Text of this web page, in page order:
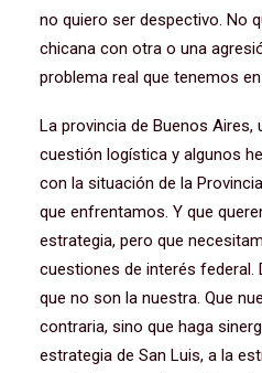
no quiero ser despectivo. No
chicana con otra o una
problema real que tenemos
La provincia de Buenos Aires,
cuestión logística y algunos
con la situación de la
que enfrentamos. Y que
estrategia, pero que
cuestiones de interés federal.
que no son la nuestra. Que
contraria, sino que haga
estrategia de San Luis, a la